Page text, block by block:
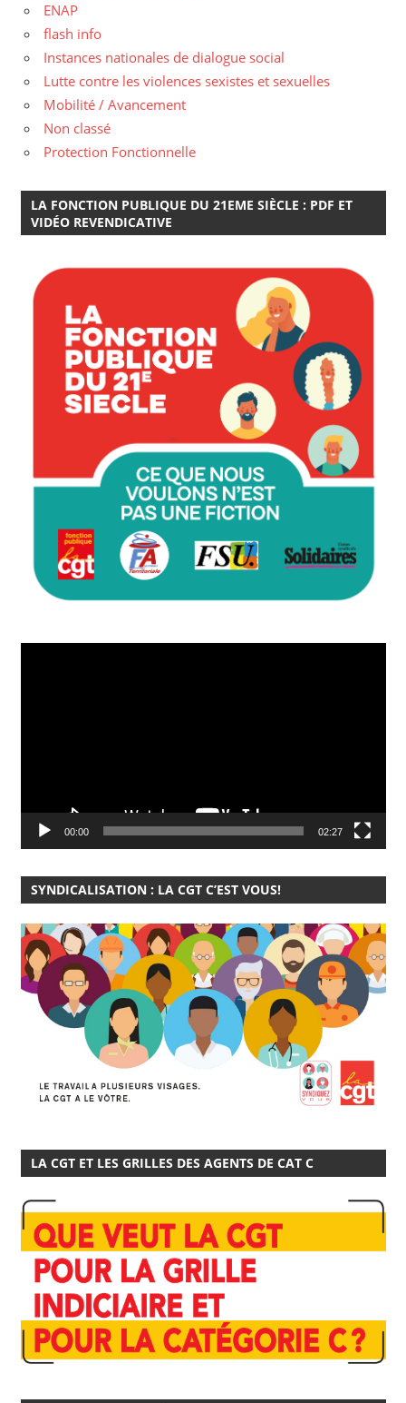
ENAP
flash info
Instances nationales de dialogue social
Lutte contre les violences sexistes et sexuelles
Mobilité / Avancement
Non classé
Protection Fonctionnelle
LA FONCTION PUBLIQUE DU 21EME SIÈCLE : PDF ET
VIDÉO REVENDICATIVE
00:00 02:27
SYNDICALISATION : LA CGT C’EST VOUS!
LA CGT ET LES GRILLES DES AGENTS DE CAT C